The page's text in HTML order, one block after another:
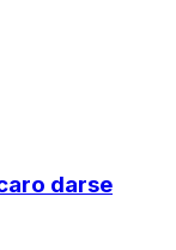
darse